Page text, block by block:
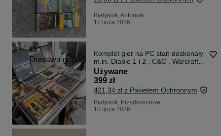
Białystok, Antoniuk
17 lipca 2026
Dostawa gratis
Komplet gier na PC stan doskonały
m.in. Diablo 1 i 2 , C&C , Warcraft i
wiele innych
Używane
399 zł
421,34 zł z Pakietem Ochronnym
Białystok, Przydworcowe
10 lipca 2026